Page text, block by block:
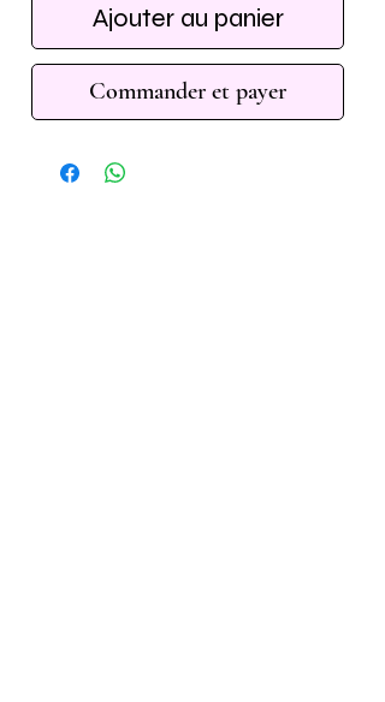
Ajouter au panier
Commander et payer